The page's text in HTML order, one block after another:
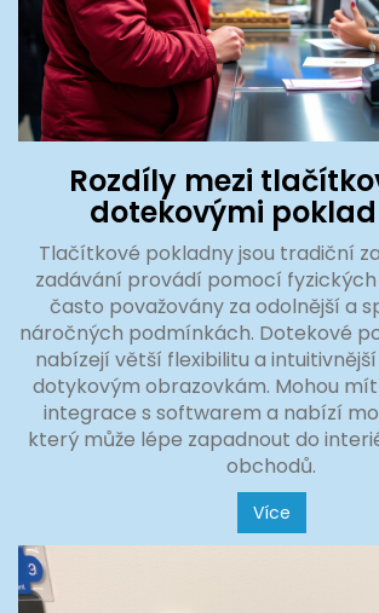
Rozdíly mezi
dotekovými
Tlačítkové pokladny jsou tradiční
zadávání provádí pomocí
často považovány za odolnější a
náročných podmínkách. Dotekové
nabízejí větší flexibilitu a
dotykovým obrazovkám. Mohou
integrace s softwarem a nabízí
který může lépe zapadnout do
obchodů.
Více